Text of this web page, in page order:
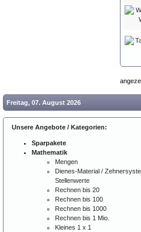
Freitag, 07. August 2026
Unsere Angebote / Kategorien:
Sparpakete
Mathematik
Mengen
Dienes-Material /
Stellenwerte
Rechnen bis 20
Rechnen bis 100
Rechnen bis 1000
Rechnen bis 1 Mio.
Kleines 1 x 1